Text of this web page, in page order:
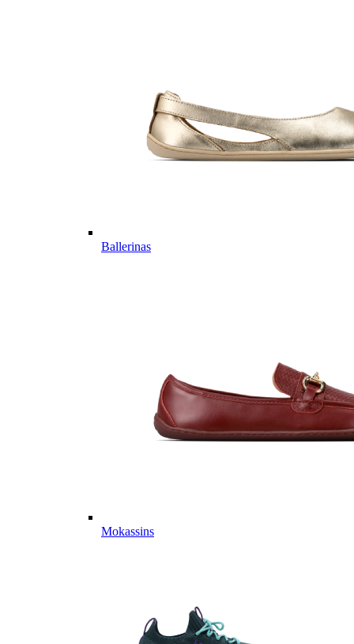
Ballerinas
Mokassins